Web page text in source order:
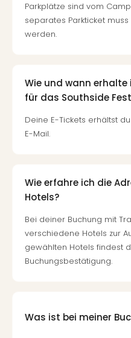
Parkplätze sind vom
separates Parkticket
werden.
Wie und wann erhalte
für das Southside
Deine E-Tickets erhältst
E-Mail.
Wie erfahre ich die
Hotels?
Bei deiner Buchung mit
verschiedene Hotels zur
gewählten Hotels findest
Buchungsbestätigung.
Was ist bei meiner